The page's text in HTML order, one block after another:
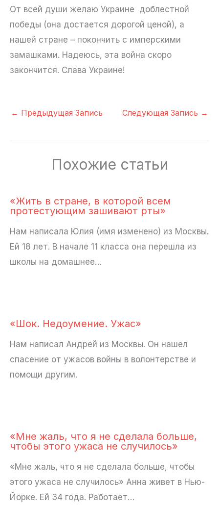
От всей души желаю Украине доблестной
победы (она достается дорогой ценой), а
нашей стране – покончить с имперскими
замашками. Надеюсь, эта война скоро
закончится. Слава Украине!
← Предыдущая Запись Следующая Запись →
Похожие статьи
«Жить в стране, в которой всем
протестующим зашивают рты»
Нам написала Юлия (имя изменено) из Москвы.
Ей 18 лет. В начале 11 класса она перешла из
школы на домашнее…
«Шок. Недоумение. Ужас»
Нам написал Андрей из Москвы. Он нашел
спасение от ужасов войны в волонтерстве и
помощи другим.
«Мне жаль, что я не сделала больше,
чтобы этого ужаса не случилось»
«Мне жаль, что я не сделала больше, чтобы
этого ужаса не случилось» Анна живет в Нью-
Йорке. Ей 34 года. Работает…